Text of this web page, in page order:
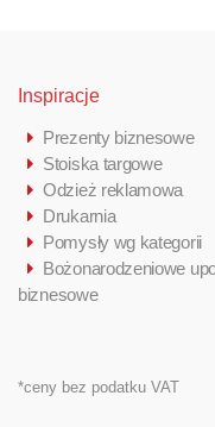
Inspiracje
Prezenty biznesowe
Stoiska targowe
Odzież reklamowa
Drukarnia
Pomysły wg kategorii
Bożonarodzeniowe
biznesowe
*ceny bez podatku VAT